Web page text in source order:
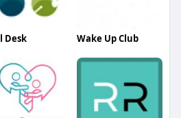
Desk Wake Up Club